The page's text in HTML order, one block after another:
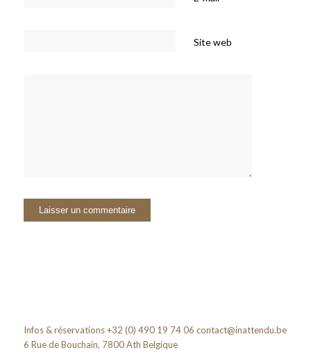
Site web
Infos & réservations +32 (0) 490 19 74 06 contact@inattendu.be
6 Rue de Bouchain, 7800 Ath Belgique